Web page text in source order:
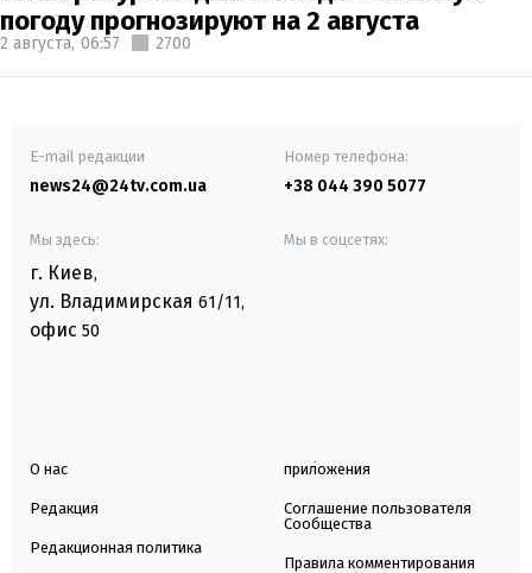
погоду прогнозируют на 2 августа
2 августа, 06:57 2700
E-mail редакции
news24@24tv.com.ua
Номер телефона:
+38 044 390 5077
Мы здесь:
г. Киев,
ул. Владимирская 61/11,
офис 50
Мы в соцсетях:
О нас
Редакция
Редакционная политика
приложения
Соглашение пользователя
Сообщества
Правила комментирования